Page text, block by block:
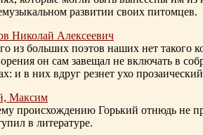
развитии своих питомцев.
Николай Алексеевич
из больших поэтов наших нет такого
он сам завещал не включать в
и в них вдруг резнет ухо
Максим
происхождению Горький отнюдь не
в литературе.